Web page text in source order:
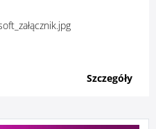
Szczegóły